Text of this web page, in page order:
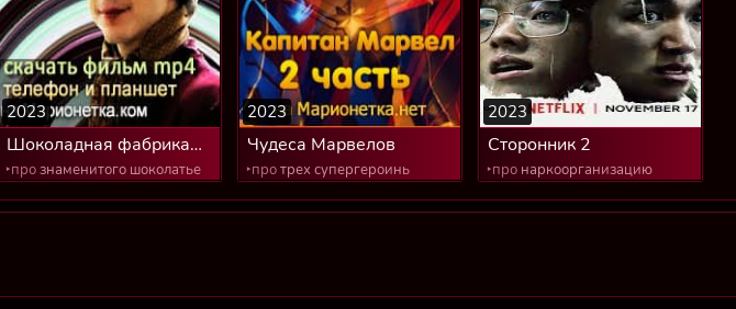
Шоколадная фабрика
Вонки
2023
‣прознаменитого шоколатье
Чудеса Марвелов
2023
‣протрех супергероинь
Сторонник 2
2023
‣про наркоорганизацию